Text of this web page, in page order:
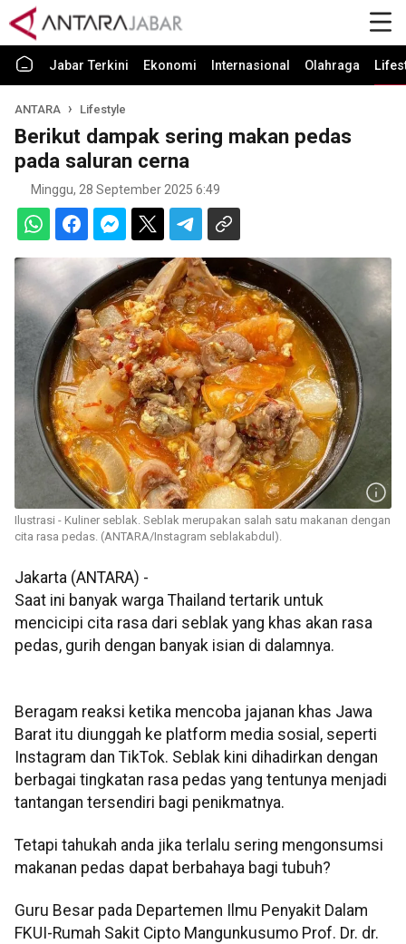
Jabar Terkini Ekonomi Internasional Olahraga
ANTARA Lifestyle
Berikut dampak sering makan pedas
pada saluran cerna
Minggu, 28 September 2025 6:49
Ilustrasi - Kuliner seblak. Seblak merupakan salah satu makanan dengan
cita rasa pedas. (ANTARA/Instagram seblakabdul).
Jakarta (ANTARA) -
Saat ini banyak warga Thailand tertarik untuk
mencicipi cita rasa dari seblak yang khas akan rasa
pedas, gurih dengan banyak isian di dalamnya.
Beragam reaksi ketika mencoba jajanan khas Jawa
Barat itu diunggah ke platform media sosial, seperti
Instagram dan TikTok. Seblak kini dihadirkan dengan
berbagai tingkatan rasa pedas yang tentunya menjadi
tantangan tersendiri bagi penikmatnya.
Tetapi tahukah anda jika terlalu sering mengonsumsi
makanan pedas dapat berbahaya bagi tubuh?
Guru Besar pada Departemen Ilmu Penyakit Dalam
FKUI-Rumah Sakit Cipto Mangunkusumo Prof. Dr. dr.